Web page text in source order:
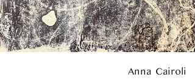
Anna Cairoli